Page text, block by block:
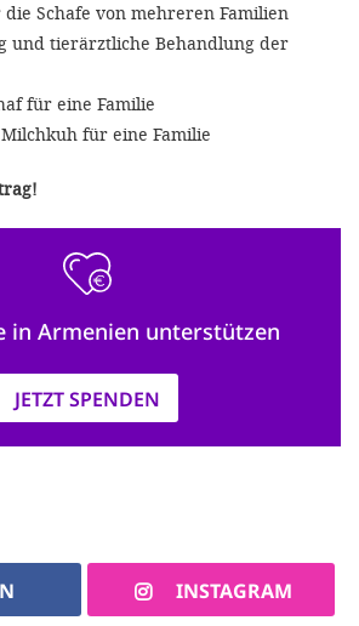
Schafe von mehreren Familien
und tierärztliche Behandlung der
für eine Familie
für eine Familie
in Armenien unterstützen
JETZT SPENDEN
INSTAGRAM